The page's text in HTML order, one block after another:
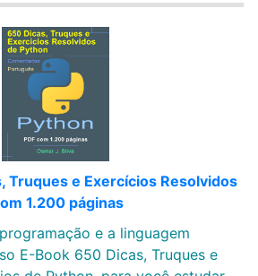
Truques e Exercícios Resolvidos
1.200 páginas
e a linguagem
E-Book 650 Dicas, Truques e